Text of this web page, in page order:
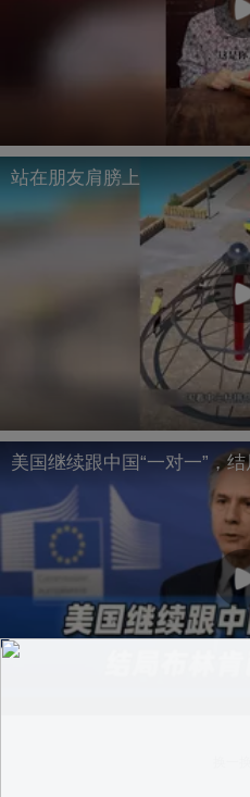
站在朋友肩膀上
美国继续跟中国“一对一”，